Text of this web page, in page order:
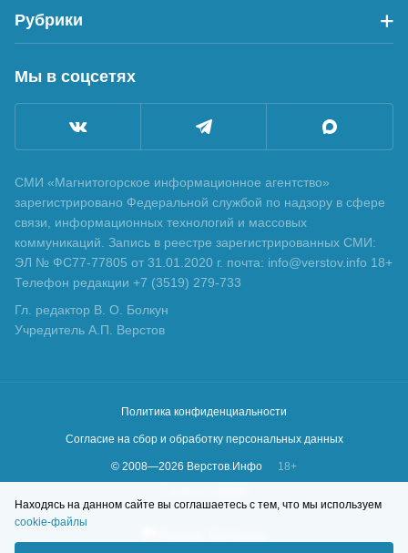
Рубрики
Мы в соцсетях
СМИ «Магнитогорское информационное агентство»
зарегистрировано Федеральной службой по надзору в сфере
связи, информационных технологий и массовых
коммуникаций. Запись в реестре зарегистрированных СМИ:
ЭЛ № ФС77-77805 от 31.01.2020 г. почта: info@verstov.info 18+
Телефон редакции +7 (3519) 279-733
Гл. редактор В. О. Болкун
Учредитель А.П. Верстов
Политика конфиденциальности
Согласие на сбор и обработку персональных данных
© 2008—2026 Верстов.Инфо
18+
Находясь на данном сайте вы соглашаетесь с тем, что мы используем
cookie-файлы